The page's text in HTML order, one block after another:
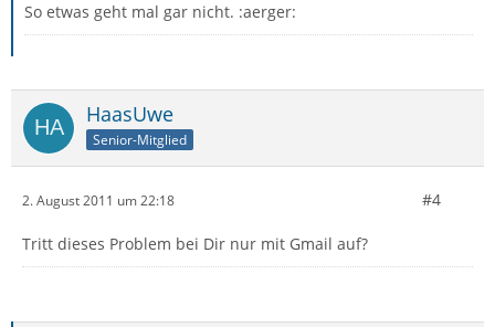
So etwas geht mal gar nicht. :aerger:
HaasUwe
Senior-Mitglied
2. August 2011 um 22:18 #4
Tritt dieses Problem bei Dir nur mit Gmail auf?